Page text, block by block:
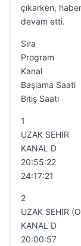
çıkarken,
devam etti.
Sıra
Program
Kanal
Başlama Saati
Bitiş Saati
1
UZAK SEHIR
KANAL D
20:55:22
24:17:21
2
UZAK SEHIR
KANAL D
20:00:57